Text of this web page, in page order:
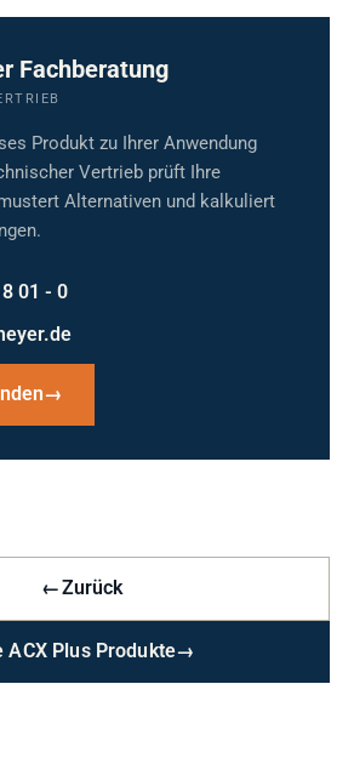
Fachberatung
Produkt zu Ihrer Anwendung
Vertrieb prüft Ihre
Alternativen und kalkuliert
01 - 0
→
←Zurück
ACX Plus Produkte→